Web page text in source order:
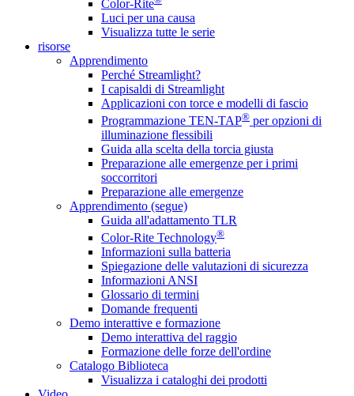
Color-Rite
Luci per una causa
Visualizza tutte le serie
risorse
Apprendimento
Perché Streamlight?
I capisaldi di Streamlight
Applicazioni con torce e modelli di fascio
Programmazione TEN-TAP® per opzioni di
illuminazione flessibili
Guida alla scelta della torcia giusta
Preparazione alle emergenze per i primi
soccorritori
Preparazione alle emergenze
Apprendimento (segue)
Guida all'adattamento TLR
Color-Rite Technology®
Informazioni sulla batteria
Spiegazione delle valutazioni di sicurezza
Informazioni ANSI
Glossario di termini
Domande frequenti
Demo interattive e formazione
Demo interattiva del raggio
Formazione delle forze dell'ordine
Catalogo Biblioteca
Visualizza i cataloghi dei prodotti